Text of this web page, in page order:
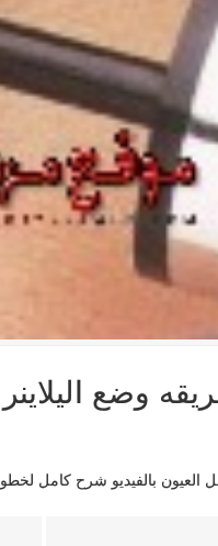
العيون بالفيديو شرح كامل